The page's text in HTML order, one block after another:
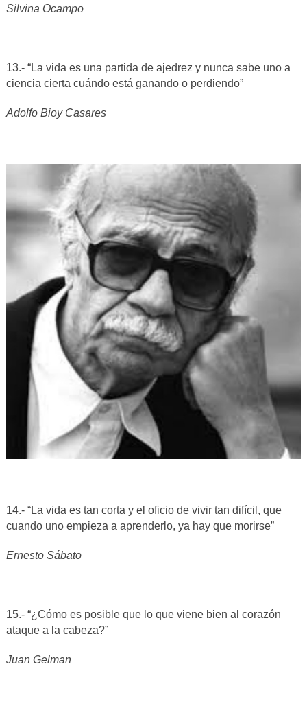
Silvina Ocampo
13.- “La vida es una partida de ajedrez y nunca sabe uno a
ciencia cierta cuándo está ganando o perdiendo”
Adolfo Bioy Casares
14.- “La vida es tan corta y el oficio de vivir tan difícil, que
cuando uno empieza a aprenderlo, ya hay que morirse”
Ernesto Sábato
15.- “¿Cómo es posible que lo que viene bien al corazón
ataque a la cabeza?”
Juan Gelman